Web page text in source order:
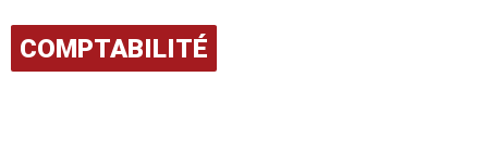
COMPTABILITÉ